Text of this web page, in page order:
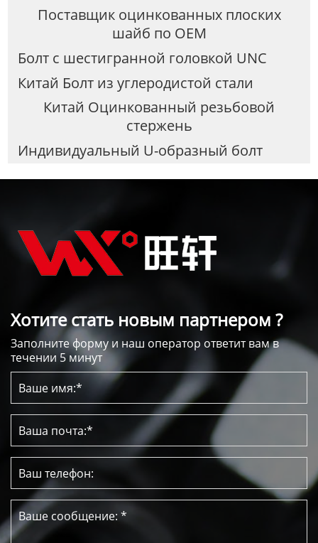
Поставщик оцинкованных плоских
шайб по OEM
Болт с шестигранной головкой UNC
Китай Болт из углеродистой стали
Китай Оцинкованный резьбовой
стержень
Индивидуальный U-образный болт
Хотите стать новым партнером ?
Заполните форму и наш оператор ответит вам в
течении 5 минут